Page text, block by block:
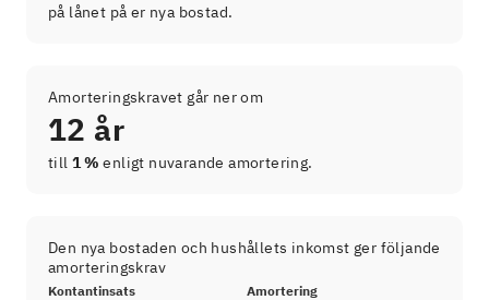
på lånet på er nya bostad.
Amorteringskravet går ner om
12 år
till 1 % enligt nuvarande amortering.
Den nya bostaden och hushållets inkomst ger följande
amorteringskrav
Kontantinsats
Amortering